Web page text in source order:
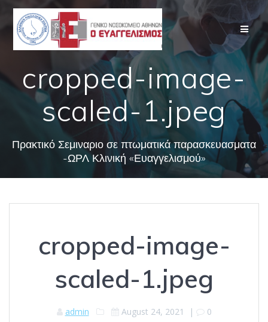
Skip
content
cropped-image-
scaled-1.jpeg
Πρακτικό Σεμιναριο σε πτωματικά παρασκευασματα
-ΩΡΛ Κλινική «Ευαγγελισμού»
cropped-image-
scaled-1.jpeg
admin August 24, 2021 | 0